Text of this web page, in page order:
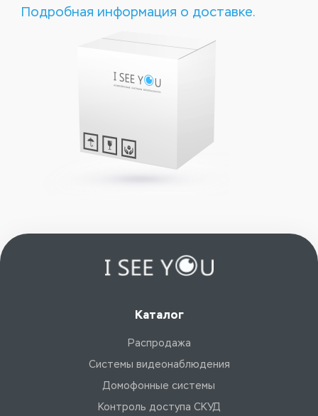
Подробная информация о доставке.
Каталог
Распродажа
Системы видеонаблюдения
Домофонные системы
Контроль доступа СКУД